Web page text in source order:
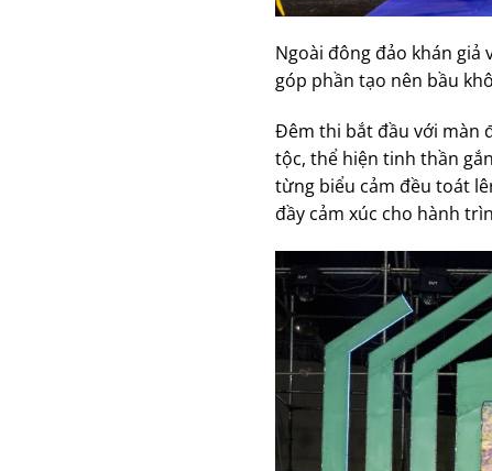
Ngoài đông đảo khán
góp phần tạo nên bầu
Đêm thi bắt đầu với màn
tộc, thể hiện tinh thần
từng biểu cảm đều toát
đầy cảm xúc cho hành